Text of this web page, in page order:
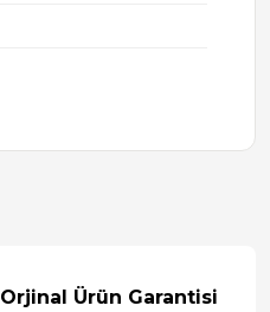
Orjinal Ürün Garantisi